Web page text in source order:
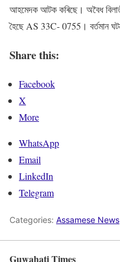
আহমেদক আটক কৰিছে। অবৈধ
হৈছে AS 33C- 0755। বৰ্তমান
Share this:
Facebook
X
More
WhatsApp
Email
LinkedIn
Telegram
Categories: Assamese News
Guwahati Times